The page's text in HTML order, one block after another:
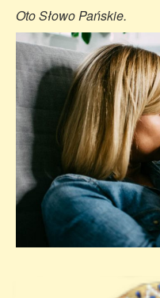
Oto Słowo Pańskie.